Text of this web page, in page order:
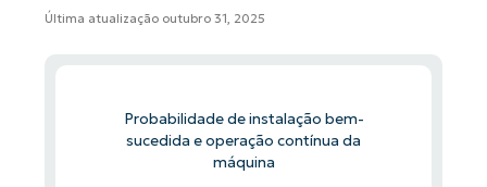
Última atualização outubro 31, 2025
Probabilidade de instalação bem-
sucedida e operação contínua da
máquina